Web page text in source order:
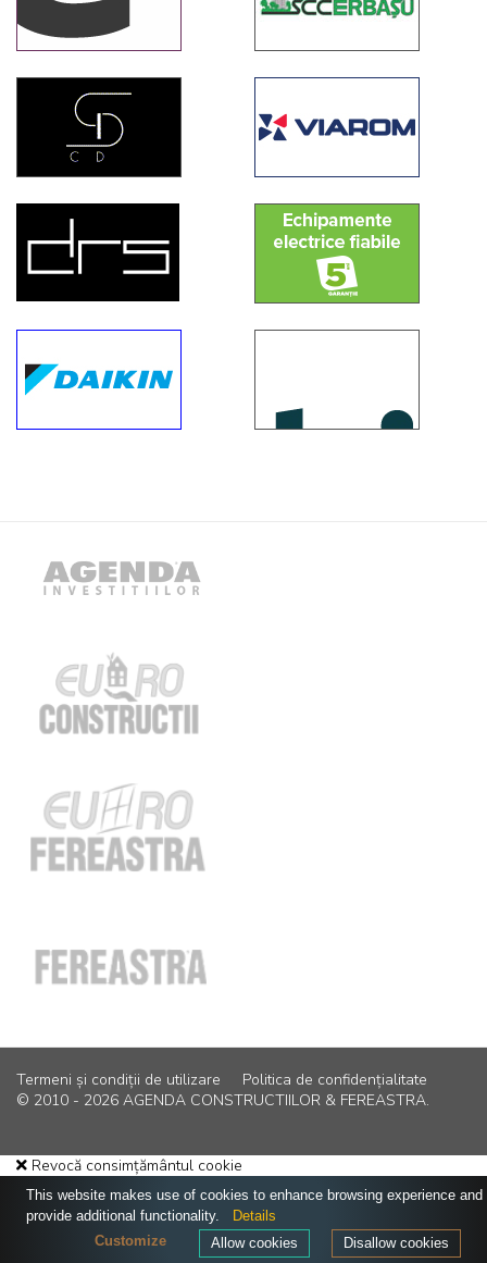
Termeni și condiții de utilizare
Politica de confidențialitate
© 2010 - 2026 AGENDA CONSTRUCTIILOR & FEREASTRA.
Revocă consimțământul cookie
This website makes use of cookies to enhance browsing experience and
provide additional functionality.
Details
Disallow cookies
Allow cookies
Customize